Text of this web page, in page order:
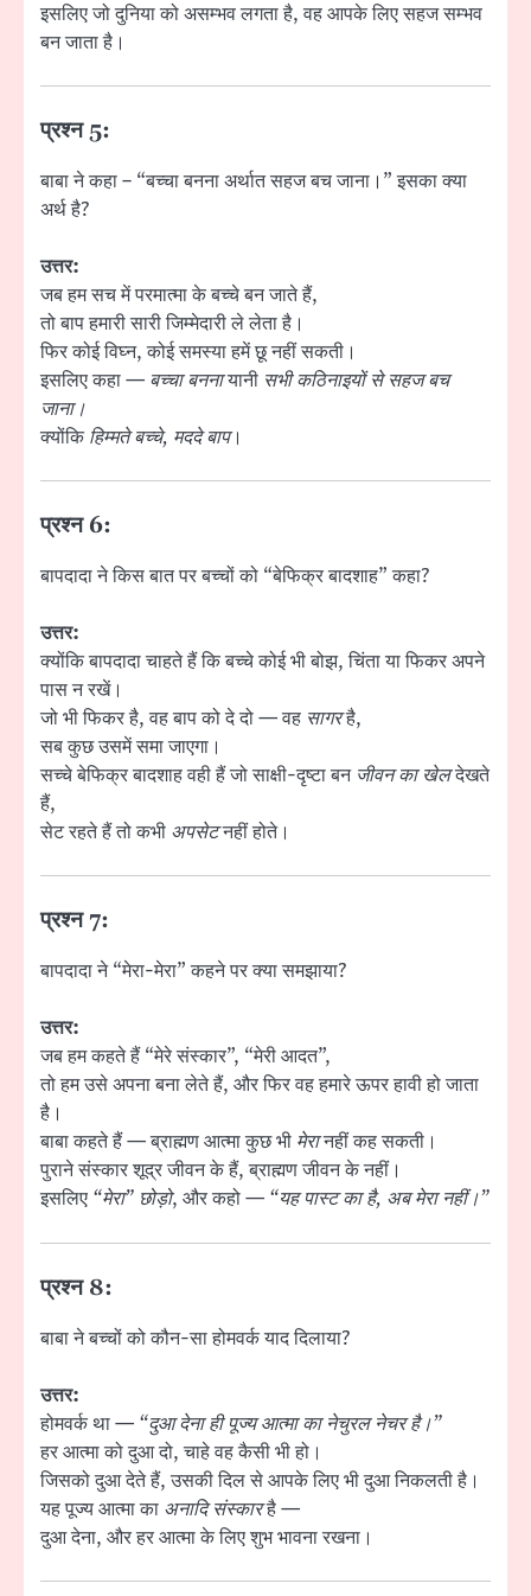
इसलिए जो दुनिया को असम्भव लगता है, वह आपके लिए सहज सम्भव
बन जाता है।
प्रश्न 5:
बाबा ने कहा – “बच्चा बनना अर्थात सहज बच जाना।” इसका क्या
अर्थ है?
उत्तर:
जब हम सच में परमात्मा के बच्चे बन जाते हैं,
तो बाप हमारी सारी जिम्मेदारी ले लेता है।
फिर कोई विघ्न, कोई समस्या हमें छू नहीं सकती।
इसलिए कहा — बच्चा बननायानी सभी कठिनाइयों से सहज बच
जाना।
क्योंकि हिम्मते बच्चे, मददे बाप।
प्रश्न 6:
बापदादा ने किस बात पर बच्चों को “बेफिक्र बादशाह” कहा?
उत्तर:
क्योंकि बापदादा चाहते हैं कि बच्चे कोई भी बोझ, चिंता या फिकर अपने
पास न रखें।
जो भी फिकर है, वह बाप को दे दो — वह सागरहै,
सब कुछ उसमें समा जाएगा।
सच्चे बेफिक्र बादशाह वही हैं जो साक्षी-दृष्टा बन जीवन का खेलदेखते
हैं,
सेट रहते हैं तो कभी अपसेटनहीं होते।
प्रश्न 7:
बापदादा ने “मेरा-मेरा” कहने पर क्या समझाया?
उत्तर:
जब हम कहते हैं “मेरे संस्कार”, “मेरी आदत”,
तो हम उसे अपना बना लेते हैं, और फिर वह हमारे ऊपर हावी हो जाता
है।
बाबा कहते हैं — ब्राह्मण आत्मा कुछ भी मेरानहीं कह सकती।
पुराने संस्कार शूद्र जीवन के हैं, ब्राह्मण जीवन के नहीं।
इसलिए “मेरा” छोड़ो, और कहो — “यह पास्ट का है, अब मेरा नहीं।”
प्रश्न 8:
बाबा ने बच्चों को कौन-सा होमवर्क याद दिलाया?
उत्तर:
होमवर्क था — “दुआ देना ही पूज्य आत्मा का नेचुरल नेचर है।”
हर आत्मा को दुआ दो, चाहे वह कैसी भी हो।
जिसको दुआ देते हैं, उसकी दिल से आपके लिए भी दुआ निकलती है।
यह पूज्य आत्मा का अनादि संस्कारहै —
दुआ देना, और हर आत्मा के लिए शुभ भावना रखना।